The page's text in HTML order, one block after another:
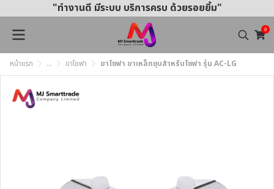
"ทำงานดี มีระบบ บริการครบ ด้วยรอยยิ้ม"
0
หน้าแรก ... ขาโซฟา ขาโซฟา ขาเหล็กชุบสำหรับโซฟา รุ่น AC-LG